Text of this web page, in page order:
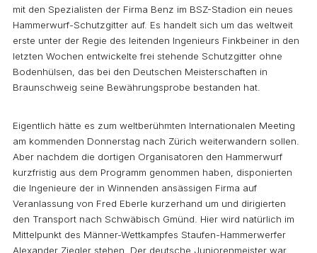
mit den Spezialisten der Firma Benz im BSZ-Stadion ein neues
Hammerwurf-Schutzgitter auf. Es handelt sich um das weltweit
erste unter der Regie des leitenden Ingenieurs Finkbeiner in den
letzten Wochen entwickelte frei stehende Schutzgitter ohne
Bodenhülsen, das bei den Deutschen Meisterschaften in
Braunschweig seine Bewährungsprobe bestanden hat.
Eigentlich hätte es zum weltberühmten Internationalen Meeting
am kommenden Donnerstag nach Zürich weiterwandern sollen.
Aber nachdem die dortigen Organisatoren den Hammerwurf
kurzfristig aus dem Programm genommen haben, disponierten
die Ingenieure der in Winnenden ansässigen Firma auf
Veranlassung von Fred Eberle kurzerhand um und dirigierten
den Transport nach Schwäbisch Gmünd. Hier wird natürlich im
Mittelpunkt des Männer-Wettkampfes Staufen-Hammerwerfer
Alexander Ziegler stehen. Der deutsche Juniorenmeister war